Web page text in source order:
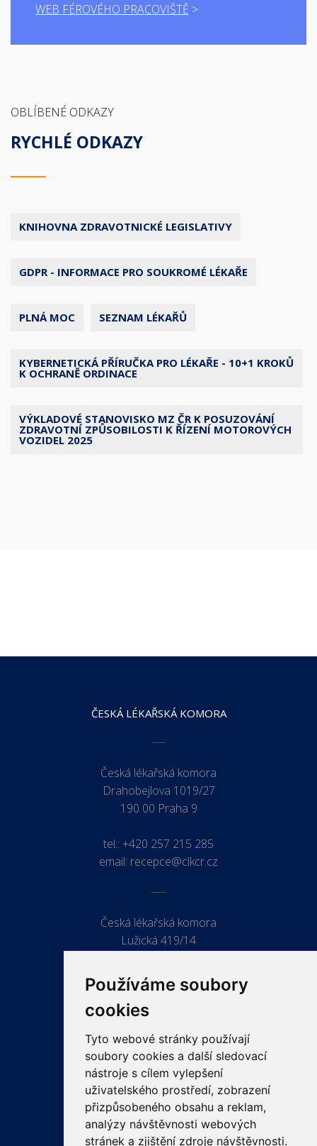
Používáme soubory
cookies
Tyto webové stránky používají
soubory cookies a další sledovací
nástroje s cílem vylepšení
uživatelského prostředí, zobrazení
přizpůsobeného obsahu a reklam,
analýzy návštěvnosti webových
stránek a zjištění zdroje návštěvnosti.
WEB FÉROVÉHO PRACOVIŠTĚ
OBLÍBENÉ ODKAZY
RYCHLÉ ODKAZY
KNIHOVNA ZDRAVOTNICKÉ LEGISLATIVY
GDPR - INFORMACE PRO SOUKROMÉ LÉKAŘE
PLNÁ MOC SEZNAM LÉKAŘŮ
KYBERNETICKÁ PŘÍRUČKA PRO LÉKAŘE - 10+1 KROKŮ
K OCHRANĚ ORDINACE
VÝKLADOVÉ STANOVISKO MZ ČR K POSUZOVÁNÍ
ZDRAVOTNÍ ZPŮSOBILOSTI K ŘÍZENÍ MOTOROVÝCH
VOZIDEL 2025
ČESKÁ LÉKAŘSKÁ KOMORA
Česká lékařská komora
Drahobejlova 1019/27
190 00 Praha 9
tel.: +420 257 215 285
email: recepce@clkcr.cz
Česká lékařská komora
Lužická 419/14
ODKAZY
PRO LÉKAŘE
PRO VEŘEJNOST
VZDĚLÁVÁNÍ